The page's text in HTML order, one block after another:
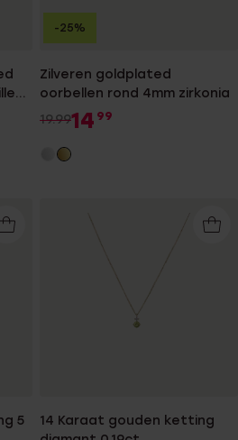
Zilveren goldplated
oorbellen rond 4mm zirkonia
19.9914 99
-25%
5
14 Karaat gouden ketting